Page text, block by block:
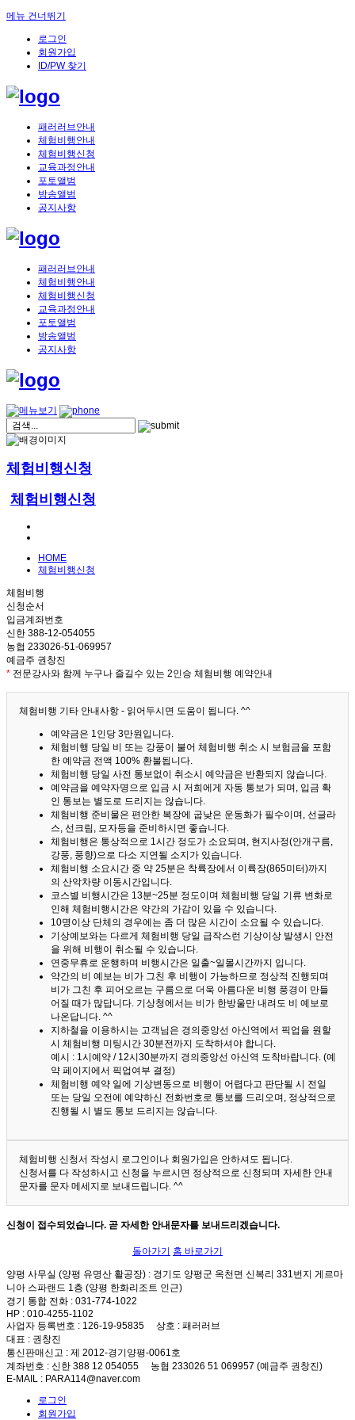
메뉴 건너뛰기
로그인
회원가입
ID/PW 찾기
패러러브안내
체험비행안내
체험비행신청
교육과정안내
포토앨범
방송앨범
공지사항
패러러브안내
체험비행안내
체험비행신청
교육과정안내
포토앨범
방송앨범
공지사항
체험비행신청
체험비행신청
HOME
체험비행신청
체험비행
신청순서
입금계좌번호
신한 388-12-054055
농협 233026-51-069957
예금주 권창진
* 전문강사와 함께 누구나 즐길수 있는 2인승 체험비행 예약안내
체험비행 기타 안내사항 - 읽어두시면 도움이 됩니다. ^^
예약금은 1인당 3만원입니다.
체험비행 당일 비 또는 강풍이 불어 체험비행 취소 시 보험금을 포함
한 예약금 전액 100% 환불됩니다.
체험비행 당일 사전 통보없이 취소시 예약금은 반환되지 않습니다.
예약금을 예약자명으로 입금 시 저희에게 자동 통보가 되며, 입금 확
인 통보는 별도로 드리지는 않습니다.
체험비행 준비물은 편안한 복장에 굽낮은 운동화가 필수이며, 선글라
스, 선크림, 모자등을 준비하시면 좋습니다.
체험비행은 통상적으로 1시간 정도가 소요되며, 현지사정(안개구름,
강풍, 풍향)으로 다소 지연될 소지가 있습니다.
체험비행 소요시간 중 약 25분은 착륙장에서 이륙장(865미터)까지
의 산악차량 이동시간입니다.
코스별 비행시간은 13분~25분 정도이며 체험비행 당일 기류 변화로
인해 체험비행시간은 약간의 가감이 있을 수 있습니다.
10명이상 단체의 경우에는 좀 더 많은 시간이 소요될 수 있습니다.
기상예보와는 다르게 체험비행 당일 급작스런 기상이상 발생시 안전
을 위해 비행이 취소될 수 있습니다.
연중무휴로 운행하며 비행시간은 일출~일몰시간까지 입니다.
약간의 비 예보는 비가 그친 후 비행이 가능하므로 정상적 진행되며
비가 그친 후 피어오르는 구름으로 더욱 아름다운 비행 풍경이 만들
어질 때가 많답니다. 기상청에서는 비가 한방울만 내려도 비 예보로
나온답니다. ^^
지하철을 이용하시는 고객님은 경의중앙선 아신역에서 픽업을 원할
시 체험비행 미팅시간 30분전까지 도착하셔야 합니다.
예시 : 1시예약 / 12시30분까지 경의중앙선 아신역 도착바랍니다. (예
약 페이지에서 픽업여부 결정)
체험비행 예약 일에 기상변동으로 비행이 어렵다고 판단될 시 전일
또는 당일 오전에 예약하신 전화번호로 통보를 드리오며, 정상적으로
진행될 시 별도 통보 드리지는 않습니다.
체험비행 신청서 작성시 로그인이나 회원가입은 안하셔도 됩니다.
신청서를 다 작성하시고 신청을 누르시면 정상적으로 신청되며 자세한 안내
문자를 문자 메세지로 보내드립니다. ^^
신청이 접수되었습니다. 곧 자세한 안내문자를 보내드리겠습니다.
돌아가기 홈 바로가기
양평 사무실 (양평 유명산 활공장) : 경기도 양평군 옥천면 신복리 331번지 게르마
니아 스파랜드 1층 (양평 한화리조트 인근)
경기 통합 전화 : 031-774-1022
HP : 010-4255-1102
사업자 등록번호 : 126-19-95835 상호 : 패러러브
대표 : 권창진
통신판매신고 : 제 2012-경기양평-0061호
계좌번호 : 신한 388 12 054055 농협 233026 51 069957 (예금주 권창진)
E-MAIL : PARA114@naver.com
로그인
회원가입